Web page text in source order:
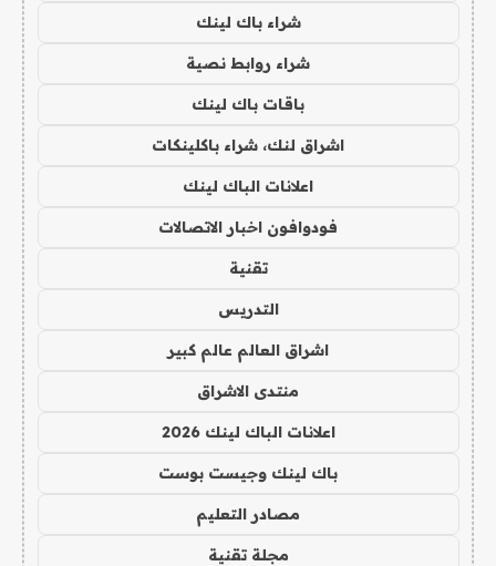
شراء باك لينك
شراء روابط نصية
باقات باك لينك
اشراق لنك، شراء باكلينكات
اعلانات الباك لينك
فودوافون اخبار الاتصالات
تقنية
التدريس
اشراق العالم عالم كبير
منتدى الاشراق
اعلانات الباك لينك 2026
باك لينك وجيست بوست
مصادر التعليم
مجلة تقنية